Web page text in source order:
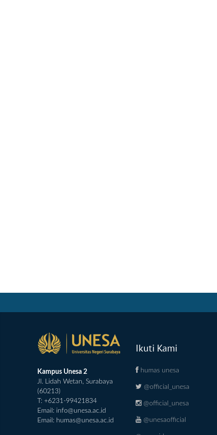
Kampus Unesa 2
Jl. Lidah Wetan, Surabaya
(60213)
T: +6231-99421834
Email: info@unesa.ac.id
Email: humas@unesa.ac.id
Ikuti Kami
humas unesa
@official_unesa
@official_unesa
@unesaofficial